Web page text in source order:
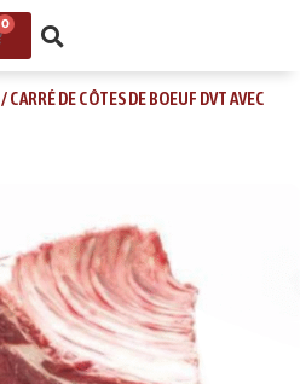
0
/ CARRÉ DE CÔTES DE BOEUF DVT AVEC